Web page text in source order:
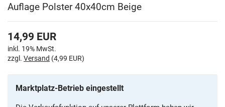
Auflage Polster 40x40cm Beige
14,99 EUR
inkl. 19% MwSt.
zzgl. Versand (4,99 EUR)
Marktplatz-Betrieb eingestellt